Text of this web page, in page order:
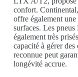
confort.
offre également
surfaces. Les
également très
capacité à gérer
reconnue peut
longévité accrue.